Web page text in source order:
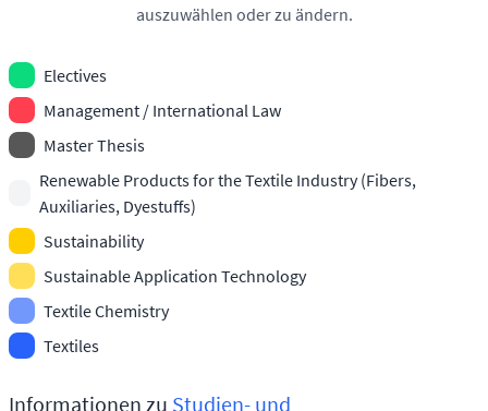
auszuwählen oder zu ändern.
Electives
Management / International Law
Master Thesis
Renewable Products for the Textile Industry (Fibers,
Auxiliaries, Dyestuffs)
Sustainability
Sustainable Application Technology
Textile Chemistry
Textiles
Informationen zu Studien- und